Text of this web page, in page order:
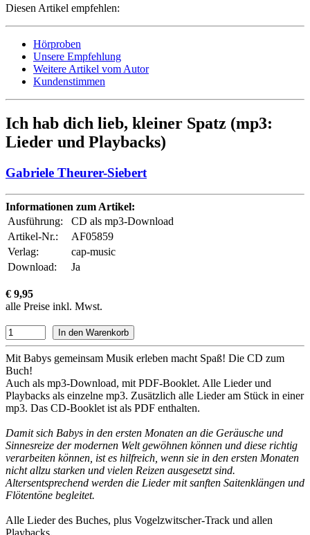
Diesen Artikel empfehlen:
Hörproben
Unsere Empfehlung
Weitere Artikel vom Autor
Kundenstimmen
Ich hab dich lieb, kleiner Spatz (mp3:
Lieder und Playbacks)
Gabriele Theurer-Siebert
Informationen zum Artikel:
Ausführung:
CD als mp3-Download
Artikel-Nr.:
AF05859
Verlag:
cap-music
Download:
Ja
€ 9,95
alle Preise inkl. Mwst.
Mit Babys gemeinsam Musik erleben macht Spaß! Die CD zum
Buch!
Auch als mp3-Download, mit PDF-Booklet. Alle Lieder und
Playbacks als einzelne mp3. Zusätzlich alle Lieder am Stück in einer
mp3. Das CD-Booklet ist als PDF enthalten.
Damit sich Babys in den ersten Monaten an die Geräusche und
Sinnesreize der modernen Welt gewöhnen können und diese richtig
verarbeiten können, ist es hilfreich, wenn sie in den ersten Monaten
nicht allzu starken und vielen Reizen ausgesetzt sind.
Altersentsprechend werden die Lieder mit sanften Saitenklängen und
Flötentöne begleitet.
Alle Lieder des Buches, plus Vogelzwitscher-Track und allen
Playbacks.